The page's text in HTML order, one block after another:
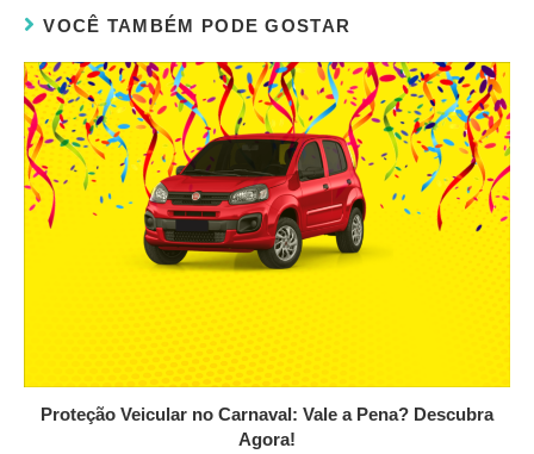
VOCÊ TAMBÉM PODE GOSTAR
Proteção Veicular no Carnaval: Vale a Pena? Descubra
Agora!